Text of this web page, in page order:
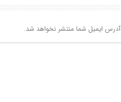
آدرس ایمیل شما منتشر نخواهد شد.